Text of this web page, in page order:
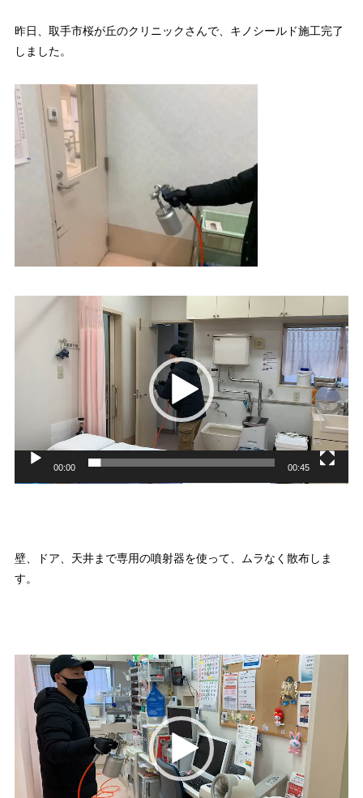
昨日、取手市桜が丘のクリニックさんで、キノシールド施工完了
しました。
00:00 00:45
壁、ドア、天井まで専用の噴射器を使って、ムラなく散布しま
す。
ヤ